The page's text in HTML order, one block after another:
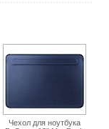
Чехол для ноутбука